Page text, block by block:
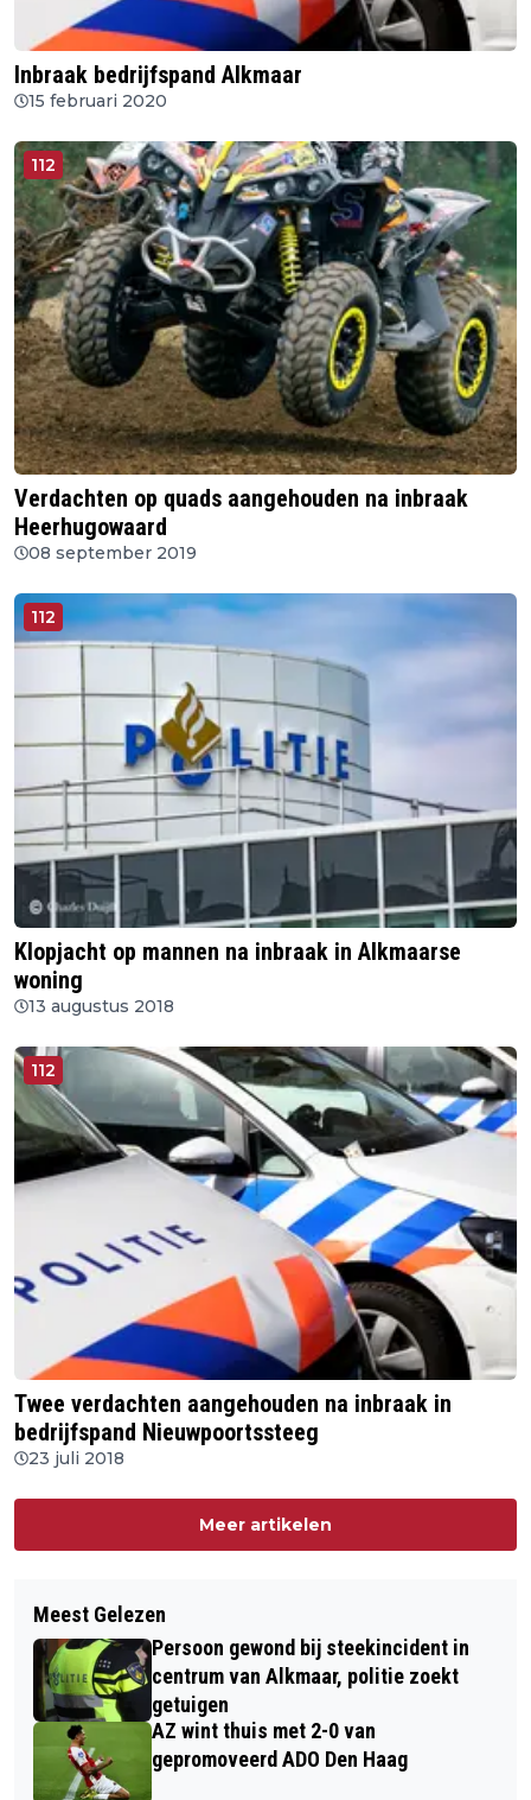
Inbraak bedrijfspand Alkmaar
15 februari 2020
112
Verdachten op quads aangehouden na inbraak
Heerhugowaard
08 september 2019
112
Klopjacht op mannen na inbraak in Alkmaarse
woning
13 augustus 2018
112
Twee verdachten aangehouden na inbraak in
bedrijfspand Nieuwpoortssteeg
23 juli 2018
Meer artikelen
Meest Gelezen
Persoon gewond bij steekincident in
centrum van Alkmaar, politie zoekt
getuigen
AZ wint thuis met 2-0 van
gepromoveerd ADO Den Haag